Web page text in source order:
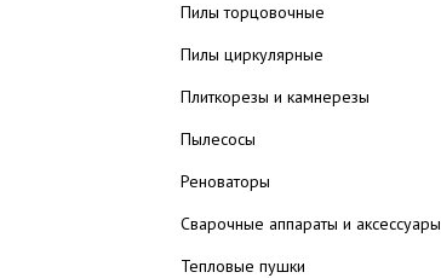
Пилы торцовочные
Пилы циркулярные
Плиткорезы и камнерезы
Пылесосы
Реноваторы
Сварочные аппараты и аксессуары
Тепловые пушки